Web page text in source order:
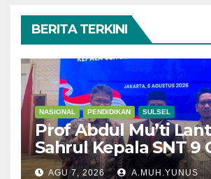
BERITA TERKINI
NASIONAL PENDIDIKAN SULSEL
Prof Abdul Mu’ti
Sahrul Kepala SNT 9
AGU 7, 2026 A.MUH.YUNUS